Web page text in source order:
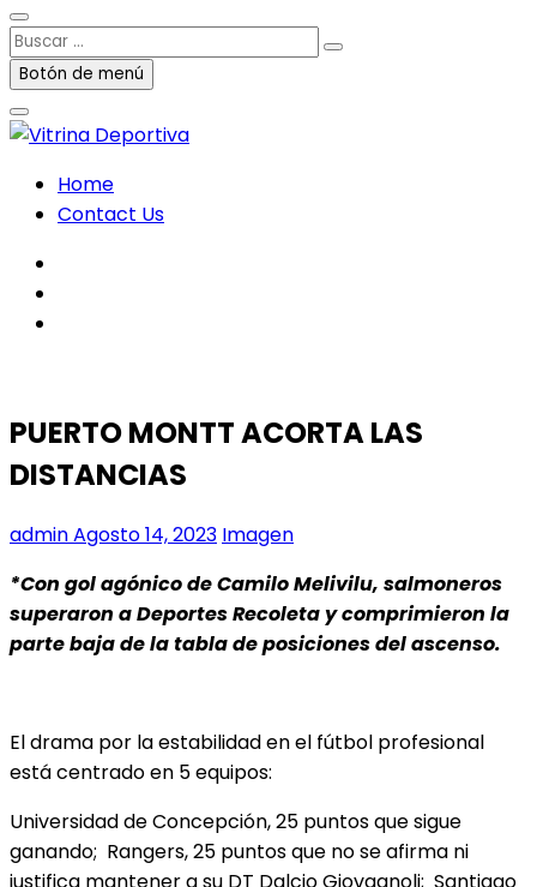
Buscar
…Botón de menú
Home
Contact Us
PUERTO MONTT ACORTA LAS
DISTANCIAS
adminAgosto 14, 2023 Imagen
*Con gol agónico de Camilo Melivilu, salmoneros
superaron a Deportes Recoleta y comprimieron la
parte baja de la tabla de posiciones del ascenso.
El drama por la estabilidad en el fútbol profesional
está centrado en 5 equipos:
Universidad de Concepción, 25 puntos que sigue
ganando; Rangers, 25 puntos que no se afirma ni
justifica mantener a su DT Dalcio Giovagnoli; Santiago